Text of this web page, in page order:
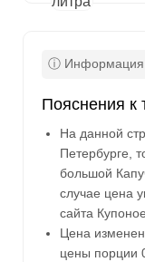
Пояснения к
На данной
Петербурге,
большой
случае цена
сайта
Цена
цены порции